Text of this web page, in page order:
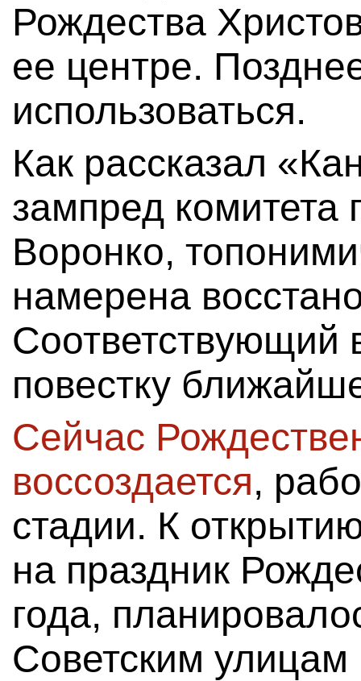
Рождества
ее центре.
использоваться.
Как рассказал
зампред комитета
Воронко,
намерена
Соответствующий
повестку
Сейчас
воссоздается,
стадии. К
на праздник
года,
Советским